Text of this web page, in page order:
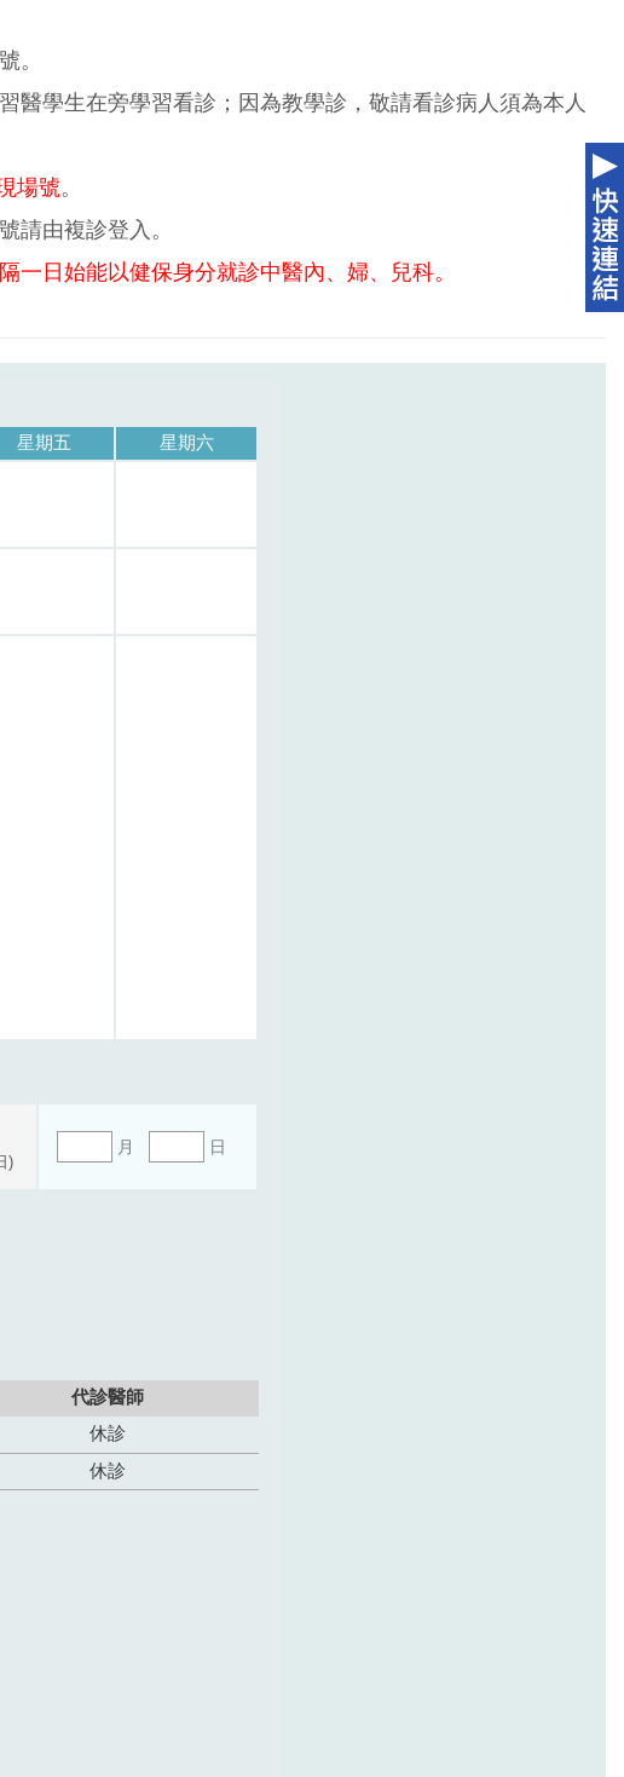
。
醫學生在旁學習看診；因為教學診，敬請看診病人須為本人
場號。
請由複診登入。
一日始能以健保身分就診中醫內、婦、兒科。